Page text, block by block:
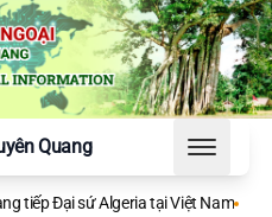
Quang
Toggle
tiếp Đại sứ Algeria tại Việt Nam